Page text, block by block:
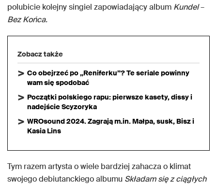
polubicie kolejny singiel zapowiadający album Kundel–
Bez Końca.
Zobacz także
Co obejrzeć po „Reniferku”? Te seriale powinny
wam się spodobać
Początki polskiego rapu: pierwsze kasety, dissy i
nadejście Scyzoryka
WROsound 2024. Zagrają m.in. Małpa, susk, Bisz i
Kasia Lins
Tym razem artysta o wiele bardziej zahacza o klimat
swojego debiutanckiego albumu Składam się z ciągłych